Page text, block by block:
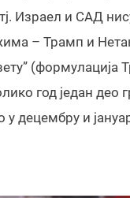
Израел и САД
– Трамп и
год један
у децембру и